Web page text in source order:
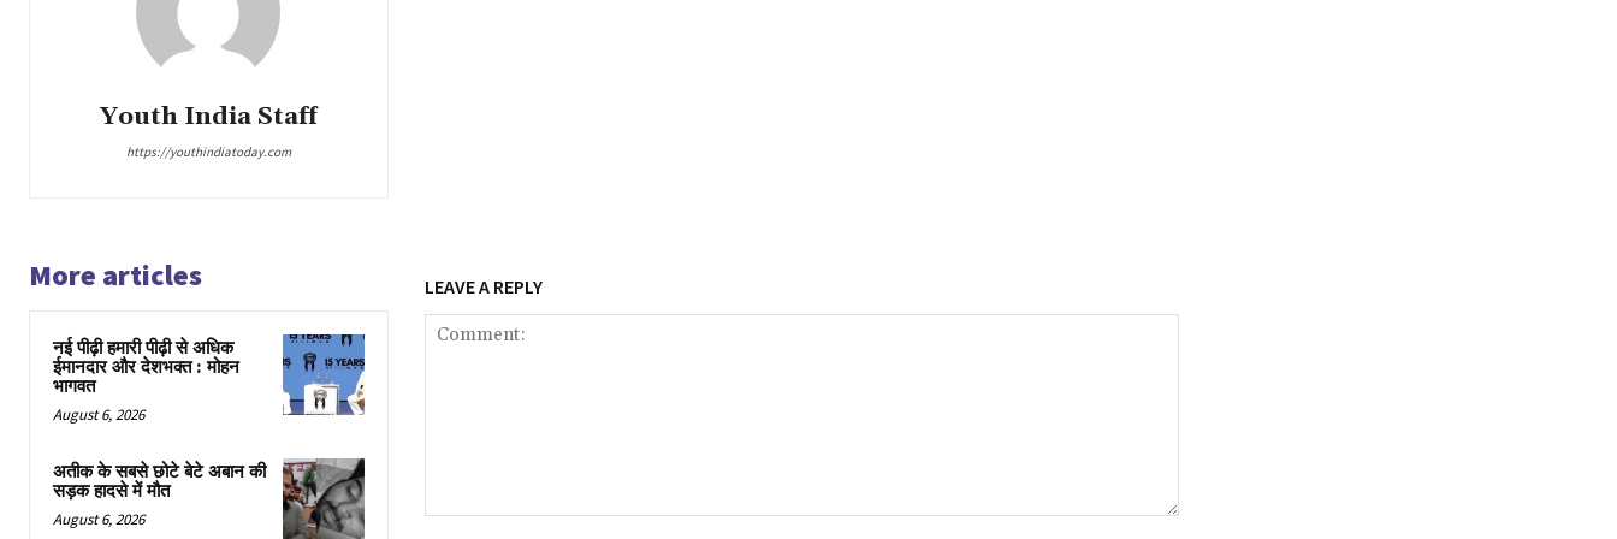
Youth India Staff
https://youthindiatoday.com
More articles
नई पीढ़ी हमारी पीढ़ी से अधिक
ईमानदार और देशभक्त : मोहन
भागवत
August 6, 2026
अतीक के सबसे छोटे बेटे अबान की
सड़क हादसे में मौत
August 6, 2026
LEAVE A REPLY